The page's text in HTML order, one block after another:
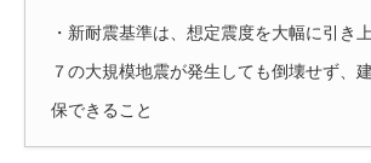
・新耐震基準は、想定震度を大幅に引き
７の大規模地震が発生しても倒壊せず、
保できること